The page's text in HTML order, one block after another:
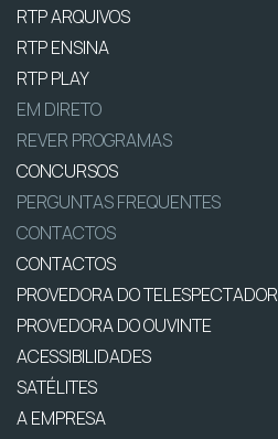
RTP ARQUIVOS
RTP ENSINA
RTP PLAY
EM DIRETO
REVER PROGRAMAS
CONCURSOS
PERGUNTAS FREQUENTES
CONTACTOS
CONTACTOS
PROVEDORA DO TELESPECTADOR
PROVEDORA DO OUVINTE
ACESSIBILIDADES
SATÉLITES
A EMPRESA